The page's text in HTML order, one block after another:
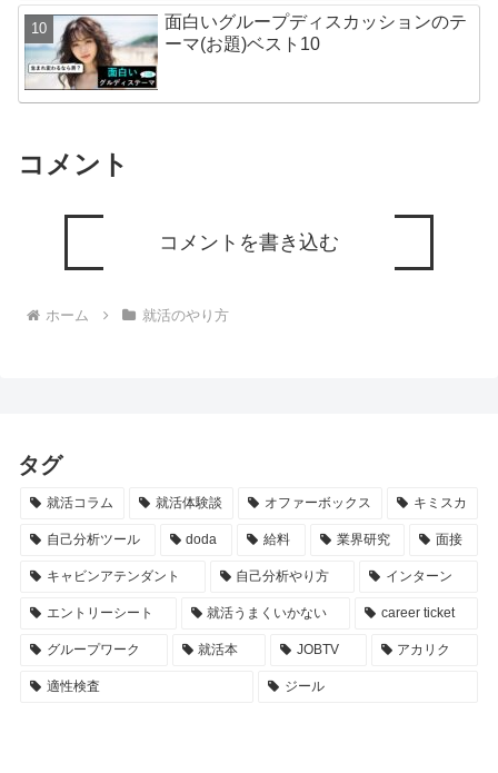
面白いグループディスカッションのテ
ーマ(お題)ベスト10
コメント
コメントを書き込む
ホーム 就活のやり方
タグ
就活コラム 就活体験談 オファーボックス キミスカ
自己分析ツール doda 給料 業界研究 面接
キャビンアテンダント 自己分析やり方 インターン
エントリーシート 就活うまくいかない career ticket
グループワーク 就活本 JOBTV アカリク
適性検査 ジール